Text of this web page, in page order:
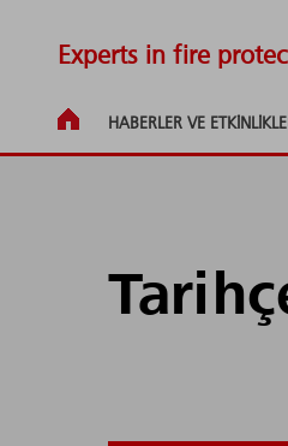
Experts in fire
HABERLER VE